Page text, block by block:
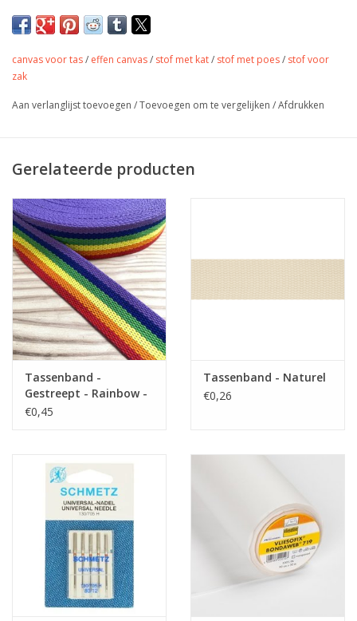
Mooie soepele canvas met toffe
print
Leuk voor tassen of
interieurprojecten.
Stofbreedte
140 cm
Gewicht
220 gr/m
Toepassing
kussens, tafellaken, tassen,
accessoires,...
Label
Oeko-tex
Stretch
nee
canvas voor tas/ effen canvas/ stof met kat/ stof met poes/ stof voor
zak
Aan verlanglijst toevoegen /Toevoegen om te vergelijken /Afdrukken
Gerelateerde producten
Tassenband -
Gestreept - Rainbow -
40mm
€0,45
Tassenband - Naturel
€0,26